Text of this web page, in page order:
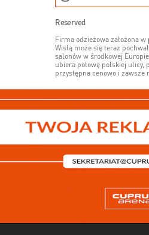
Reserved
Firma odzieżowa założona w
Wisłą może się teraz
salonów w środkowej
ubiera połowę polskiej ulicy,
przystępna cenowo i zawsze